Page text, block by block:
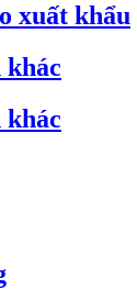
xuất khẩu
khác
khác